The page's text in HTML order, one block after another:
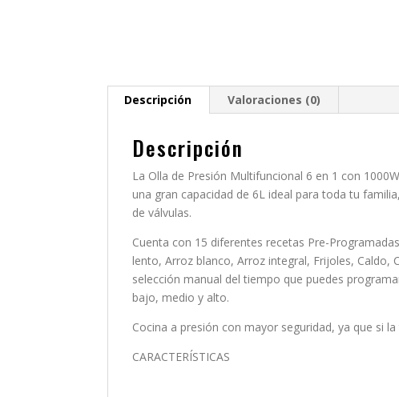
Descripción Valoraciones (0)
Descripción
La Olla de Presión Multifuncional 6 en 1 con
una gran capacidad de 6L ideal para toda tu
de válvulas.
Cuenta con 15 diferentes recetas Pre-
lento, Arroz blanco, Arroz integral, Frijoles, Caldo,
selección manual del tiempo que puedes
bajo, medio y alto.
Cocina a presión con mayor seguridad, ya que si
CARACTERÍSTICAS